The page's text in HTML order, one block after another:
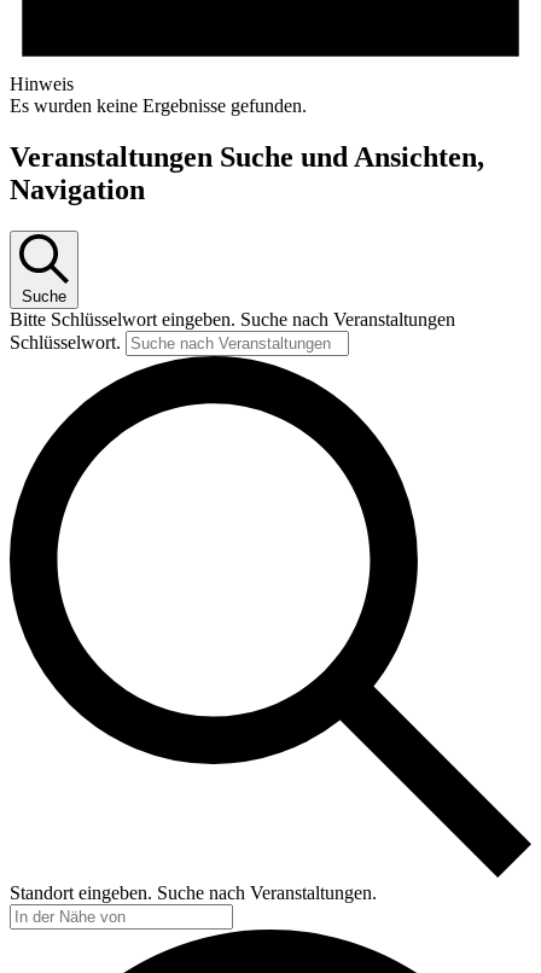
Hinweis
Es wurden keine Ergebnisse gefunden.
Veranstaltungen Suche und Ansichten,
Navigation
Suche
Bitte Schlüsselwort eingeben. Suche nach Veranstaltungen
Schlüsselwort.
Standort eingeben. Suche nach Veranstaltungen.